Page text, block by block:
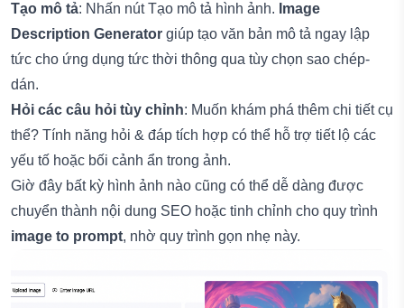
Tạo mô tả: Nhấn nút Tạo mô tả hình ảnh. Image
Description Generator giúp tạo văn bản mô tả ngay lập
tức cho ứng dụng tức thời thông qua tùy chọn sao chép-
dán.
Hỏi các câu hỏi tùy chỉnh: Muốn khám phá thêm chi tiết cụ
thể? Tính năng hỏi & đáp tích hợp có thể hỗ trợ tiết lộ các
yếu tố hoặc bối cảnh ẩn trong ảnh.
Giờ đây bất kỳ hình ảnh nào cũng có thể dễ dàng được
chuyển thành nội dung SEO hoặc tinh chỉnh cho quy trình
image to prompt, nhờ quy trình gọn nhẹ này.